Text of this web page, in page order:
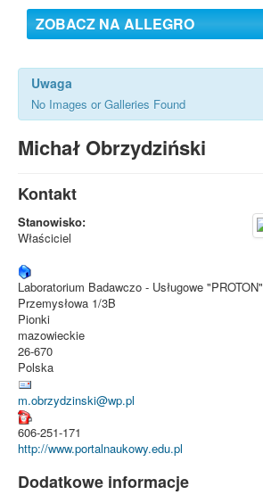
ZOBACZ NA ALLEGRO
Uwaga
No Images or Galleries Found
Michał Obrzydziński
Kontakt
Stanowisko:
Właściciel
Laboratorium Badawczo - Usługowe "PROTON"
Przemysłowa 1/3B
Pionki
mazowieckie
26-670
Polska
m.obrzydzinski@wp.pl
606-251-171
http://www.portalnaukowy.edu.pl
Dodatkowe informacje